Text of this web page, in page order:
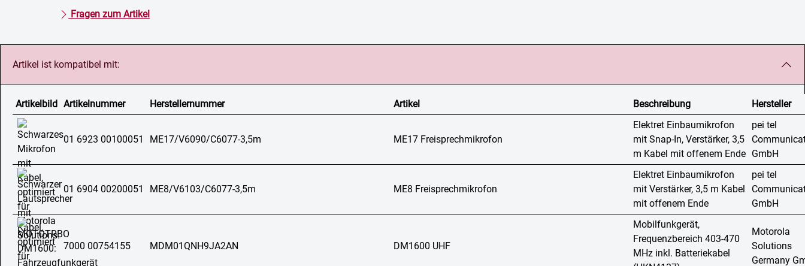
Fragen zum Artikel
Artikel ist kompatibel mit:
Artikelbild Artikelnummer Herstellernummer Artikel Beschreibung Hersteller
01 6923 00100051 ME17/V6090/C6077-3,5m ME17 Freisprechmikrofon
Elektret Einbaumikrofon
mit Snap-In, Verstärker, 3,5
m Kabel mit offenem Ende
pei tel
GmbH
01 6904 00200051 ME8/V6103/C6077-3,5m ME8 Freisprechmikrofon
Elektret Einbaumikrofon
mit Verstärker, 3,5 m Kabel
mit offenem Ende
pei tel
GmbH
7000 00754155 MDM01QNH9JA2AN DM1600 UHF
Mobilfunkgerät,
Frequenzbereich 403-470
MHz inkl. Batteriekabel
Motorola
Solutions
Germany